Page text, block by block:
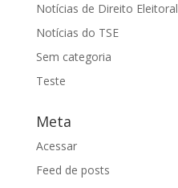
Notícias de Direito Eleitoral
Notícias do TSE
Sem categoria
Teste
Meta
Acessar
Feed de posts